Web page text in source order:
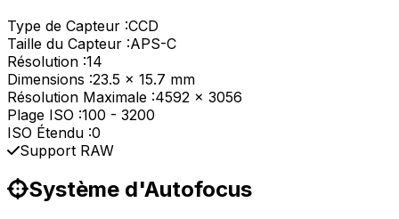
Type de Capteur :CCD
Taille du Capteur :APS-C
Résolution :14
Dimensions :23.5 x 15.7 mm
Résolution Maximale :4592 x 3056
Plage ISO :100 - 3200
ISO Étendu :0
Support RAW
Système d'Autofocus